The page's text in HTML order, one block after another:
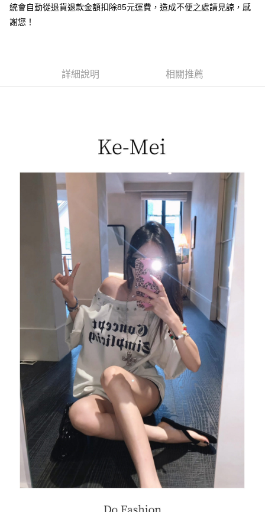
每筆NT$85，滿NT$1,200(含以上)免運費
統會自動從退貨退款金額扣除85元運費，造成不便之處請見諒，感
謝您！
詳細說明 相關推薦